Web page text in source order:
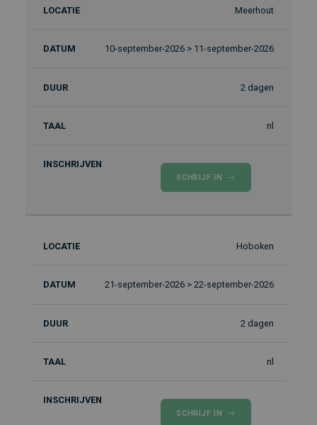
Meerhout
10-september-2026 > 11-september-2026
2 dagen
nl
SCHRIJF IN
Hoboken
21-september-2026 > 22-september-2026
2 dagen
nl
SCHRIJF IN